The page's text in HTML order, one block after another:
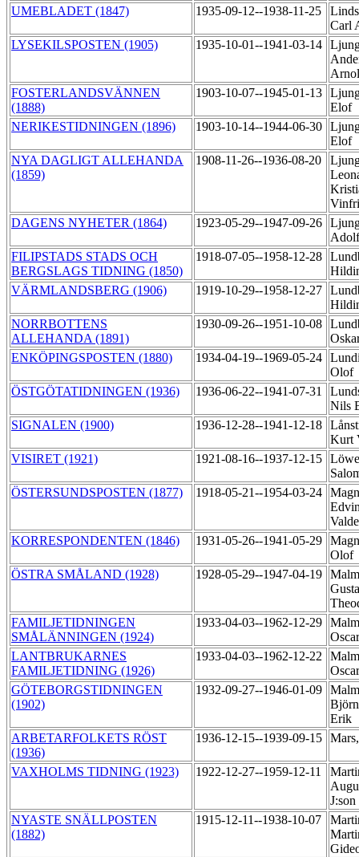
UMEBLADET (1847)
1935-09-12--1938-11-25
Carl
LYSEKILSPOSTEN (1905)
1935-10-01--1941-03-14
FOSTERLANDSVÄNNEN
(1888)
1903-10-07--1945-01-13
Elof
NERIKESTIDNINGEN (1896)
1903-10-14--1944-06-30
Elof
NYA DAGLIGT ALLEHANDA
(1859)
1908-11-26--1936-08-20
DAGENS NYHETER (1864)
1923-05-29--1947-09-26
FILIPSTADS STADS OCH
BERGSLAGS TIDNING (1850)
1918-07-05--1958-12-28
VÄRMLANDSBERG (1906)
1919-10-29--1958-12-27
NORRBOTTENS
ALLEHANDA (1891)
1930-09-26--1951-10-08
ENKÖPINGSPOSTEN (1880)
1934-04-19--1969-05-24
Olof
ÖSTGÖTATIDNINGEN (1936)
1936-06-22--1941-07-31
Nils
SIGNALEN (1900)
1936-12-28--1941-12-18
Kurt
VISIRET (1921)
1921-08-16--1937-12-15
ÖSTERSUNDSPOSTEN (1877)
1918-05-21--1954-03-24
KORRESPONDENTEN (1846)
1931-05-26--1941-05-29
Olof
ÖSTRA SMÅLAND (1928)
1928-05-29--1947-04-19
FAMILJETIDNINGEN
SMÅLÄNNINGEN (1924)
1933-04-03--1962-12-29
LANTBRUKARNES
FAMILJETIDNING (1926)
1933-04-03--1962-12-22
GÖTEBORGSTIDNINGEN
(1902)
1932-09-27--1946-01-09
Erik
ARBETARFOLKETS RÖST
(1936)
1936-12-15--1939-09-15
VAXHOLMS TIDNING (1923) 1922-12-27--1959-12-11
J:son
NYASTE SNÄLLPOSTEN
(1882)
1915-12-11--1938-10-07